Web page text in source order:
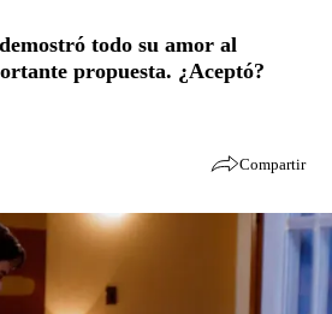
todo su amor al
propuesta. ¿Aceptó?
Compartir